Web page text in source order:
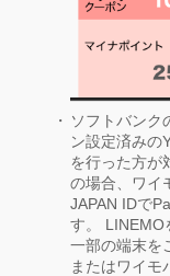
ソフトバンク
ン設定済みの
を行った方が
の場合、ワイ
JAPAN IDで
す。 LINEMO
一部の端末を
またはワイモ